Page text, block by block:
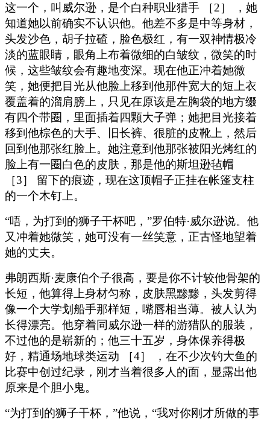
这一个，叫威尔逊，是个白种职业猎手 ［2］ ，她
知道她以前确实不认识他。他差不多是中等身材，
头发沙色，胡子拉碴，脸色极红，有一双神情极冷
淡的蓝眼睛，眼角上布着微细的白皱纹，微笑的时
候，这些皱纹会有趣地变深。现在他正冲着她微
笑，她便把目光从他脸上移到他那件宽大的短上衣
覆盖着的溜肩膀上，只见在原该是左胸袋的地方缀
有四个带圈，里面插着四颗大子弹；她把目光接着
移到他棕色的大手、旧长裤、很脏的皮靴上，然后
回到他那张红脸上。她注意到他那张被阳光烤红的
脸上有一圈白色的皮肤，那是他的斯坦逊毡帽
［3］ 留下的痕迹，现在这顶帽子正挂在帐篷支柱
的一个木钉上。
“唔，为打到的狮子干杯吧，”罗伯特·威尔逊说。他
又冲着她微笑，她可没有一丝笑意，正古怪地望着
她的丈夫。
弗朗西斯·麦康伯个子很高，要是你不计较他骨架的
长短，他算得上身材匀称，皮肤黑黪黪，头发剪得
像一个大学划船手那样短，嘴唇相当薄。被人认为
长得漂亮。他穿着同威尔逊一样的游猎队的服装，
不过他的是崭新的；他三十五岁，身体保养得极
好，精通场地球类运动 ［4］ ，在不少次钓大鱼的
比赛中创过纪录，刚才当着很多人的面，显露出他
原来是个胆小鬼。
“为打到的狮子干杯，”他说，“我对你刚才所做的事